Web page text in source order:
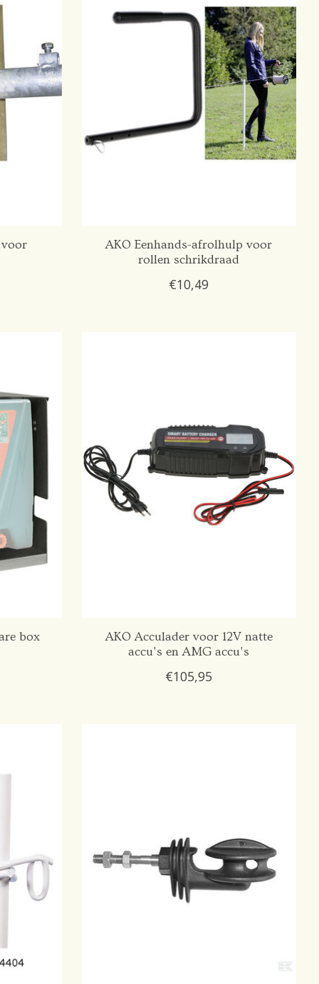
AKO Eenhands-afrolhulp voor
rollen schrikdraad
€10,49
box
AKO Acculader voor 12V natte
accu's en AMG accu's
€105,95